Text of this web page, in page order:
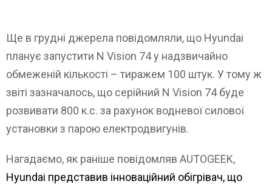
Ще в грудні джерела повідомляли, що Hyundai
планує запустити N Vision 74 у надзвичайно
обмеженій кількості – тиражем 100 штук. У тому ж
звіті зазначалось, що серійний N Vision 74 буде
розвивати 800 к.с. за рахунок водневої силової
установки з парою електродвигунів.
Нагадаємо, як раніше повідомляв AUTOGEEK,
Hyundai представив інноваційний обігрівач, що